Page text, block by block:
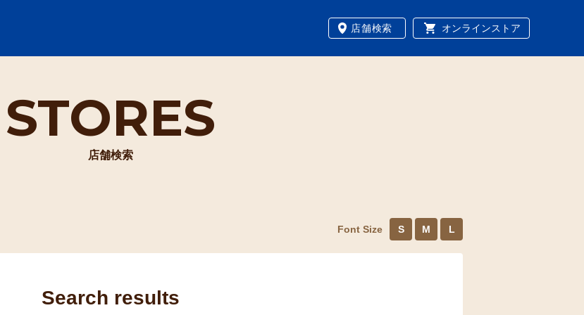
店舗検索 オンラインストア
STORES
店舗検索
Font Size S M L
Search results